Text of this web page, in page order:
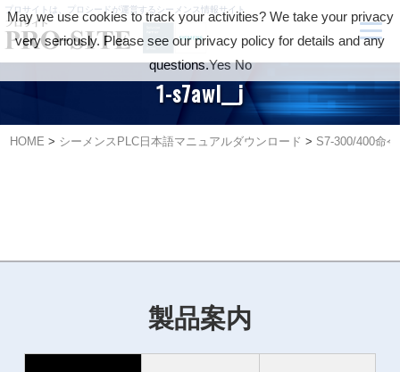
プロサイトは、プロシードが運営するシーメンス情報サイト
1-s7awl__j
HOME > シーメンスPLC日本語マニュアルダウンロード > S7-300/400命
製品案内
May we use cookies to track your activities? We take your privacy
very seriously. Please see our privacy policy for details and any
questions.Yes No